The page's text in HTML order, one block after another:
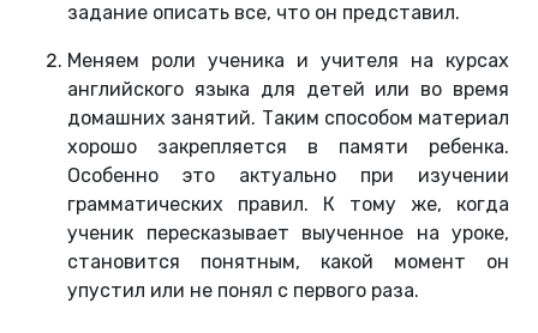
задание описать все, что он представил.
Меняем роли ученика и учителя на курсах
английского языка для детей или во время
домашних занятий. Таким способом материал
хорошо закрепляется в памяти ребенка.
Особенно это актуально при изучении
грамматических правил. К тому же, когда
ученик пересказывает выученное на уроке,
становится понятным, какой момент он
упустил или не понял с первого раза.